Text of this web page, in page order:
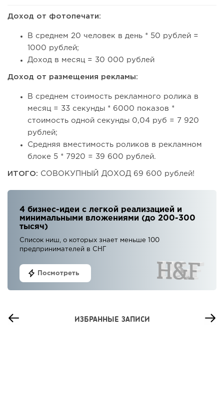
Доход от фотопечати:
В среднем 20 человек в день * 50 рублей =
1000 рублей;
Доход в месяц = 30 000 рублей
Доход от размещения рекламы:
В среднем стоимость рекламного ролика в
месяц = 33 секунды * 6000 показов *
стоимость одной секунды 0,04 руб = 7 920
рублей;
Средняя вместимость роликов в рекламном
блоке 5 * 7920 = 39 600 рублей.
ИТОГО: СОВОКУПНЫЙ ДОХОД 69 600 рублей!
4 бизнес-идеи с легкой реализацией и
минимальными вложениями (до 200-300
тысяч)
Список ниш, о которых знает меньше 100
предпринимателей в СНГ
Посмотреть
ИЗБРАННЫЕ ЗАПИСИ